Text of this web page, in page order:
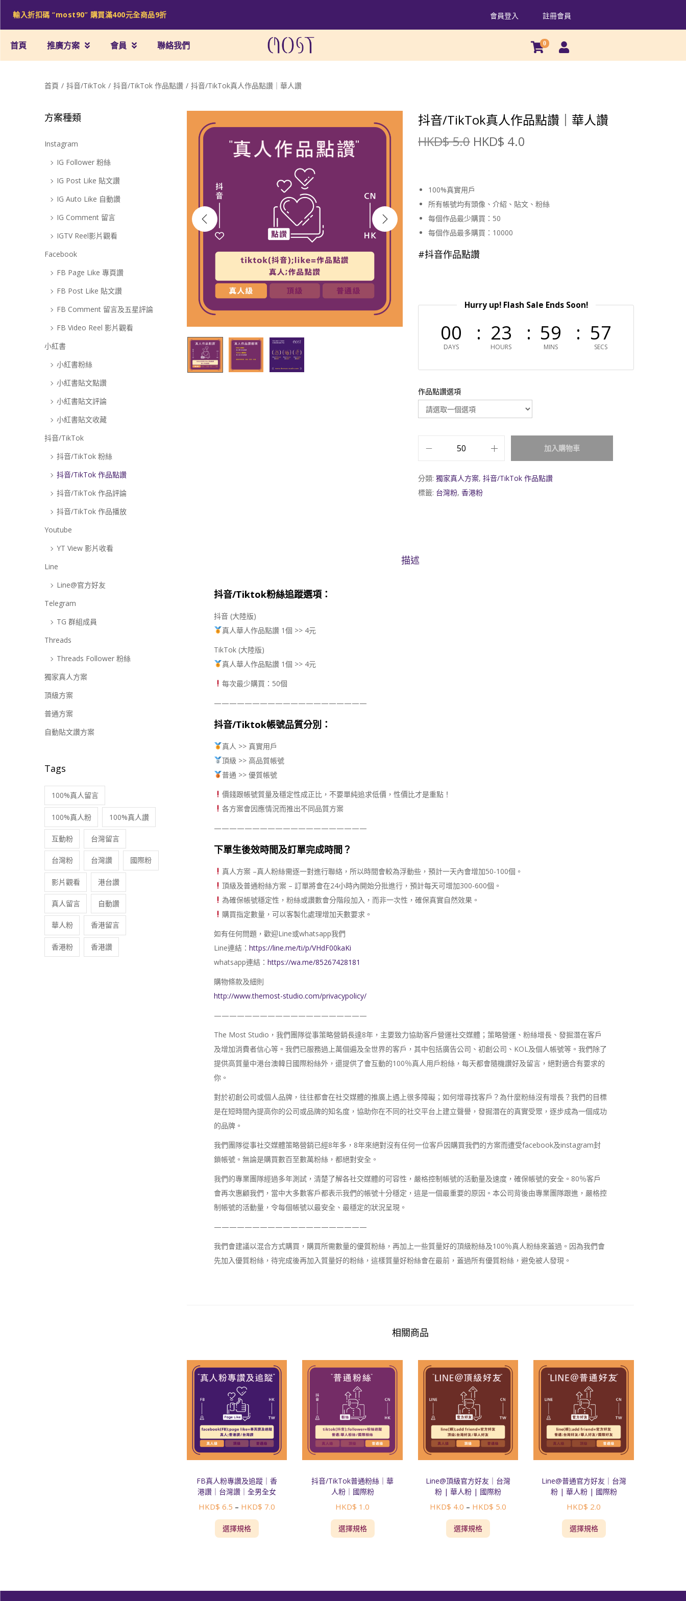
輸入折扣碼 “most90” 購買滿400元全商品9折 會員登入 註冊會員
首頁 推廣方案 會員 聯絡我們 0
首頁 / 抖音/TikTok / 抖音/TikTok 作品點讚 / 抖音/TikTok真人作品點讚｜華人讚
抖音/TikTok真人作品點讚｜華人讚
HKD$5.0 HKD$ 4.0
100%真實用戶
所有帳號均有頭像、介紹、貼文、粉絲
每個作品最少購買：50
每個作品最多購買：10000
#抖音作品點讚
Hurry up! Flash Sale Ends Soon!
00
DAYS
23
HOURS
59
MINS
56
SECS
作品點讚選項
加入購物車
分類: 獨家真人方案, 抖音/TikTok 作品點讚
標籤: 台灣粉, 香港粉
描述
抖音/Tiktok粉絲追蹤選項：
抖音 (大陸版)
真人華人作品點讚 1個 >> 4元
TikTok (大陸版)
真人華人作品點讚 1個 >> 4元
每次最少購買：50個
————————————————————
抖音/Tiktok帳號品質分別：
真人 >> 真實用戶
頂級 >> 高品質帳號
普通 >> 優質帳號
價錢跟帳號質量及穩定性成正比，不要單純追求低價，性價比才是重點！
各方案會因應情況而推出不同品質方案
————————————————————
下單生後效時間及訂單完成時間？
真人方案 –真人粉絲需逐一對進行聯絡，所以時間會較為浮動些，預計一天內會增加50-100個。
頂級及普通粉絲方案 – 訂單將會在24小時內開始分批進行，預計每天可增加300-600個。
為確保帳號穩定性，粉絲或讚數會分階段加入，而非一次性，確保真實自然效果。
購買指定數量，可以客製化處理增加天數要求。
如有任何問題，歡迎Line或whatsapp我們
Line連結： https://line.me/ti/p/VHdF00kaKi
whatsapp連結： https://wa.me/85267428181
購物條款及細則
http://www.themost-studio.com/privacypolicy/
————————————————————
The Most Studio，我們團隊從事策略營銷長達8年，主要致力協助客戶營運社交媒體；策略營運、粉絲增長、發掘潛在客戶
及增加消費者信心等。我們已服務過上萬個遍及全世界的客戶，其中包括廣告公司、初創公司、KOL及個人帳號等。我們除了
提供高質量中港台澳韓日國際粉絲外，還提供了會互動的100％真人用戶粉絲，每天都會隨機讚好及留言，絕對適合有要求的
你。
對於初創公司或個人品牌，往往都會在社交媒體的推廣上遇上很多障礙；如何增尋找客戶？為什麼粉絲沒有增長？我們的目標
是在短時間內提高你的公司或品牌的知名度，協助你在不同的社交平台上建立聲譽，發掘潛在的真實受眾，逐步成為一個成功
的品牌。
我們團隊從事社交媒體策略營銷已經8年多，8年來絕對沒有任何一位客戶因購買我們的方案而遭受facebook及instagram封
鎖帳號。無論是購買數百至數萬粉絲，都絕對安全。
我們的專業團隊經過多年測試，清楚了解各社交媒體的可容性，嚴格控制帳號的活動量及速度，確保帳號的安全。80％客戶
會再次惠顧我們，當中大多數客戶都表示我們的帳號十分穩定，這是一個最重要的原因。本公司背後由專業團隊跟進，嚴格控
制帳號的活動量，令每個帳號以最安全、最穩定的狀況呈現。
————————————————————
我們會建議以混合方式購買，購買所需數量的優質粉絲，再加上一些質量好的頂級粉絲及100％真人粉絲來蓋過。因為我們會
先加入優質粉絲，待完成後再加入質量好的粉絲，這樣質量好粉絲會在最前，蓋過所有優質粉絲，避免被人發現。
相關商品
FB真人粉專讚及追蹤｜香
港讚｜台灣讚｜全男全女
HKD$ 6.5 – HKD$ 7.0
選擇規格
抖音/TikTok普通粉絲｜華
人粉｜國際粉
HKD$ 1.0
選擇規格
Sale!
Line@頂級官方好友｜台灣
粉 | 華人粉 | 國際粉
HKD$ 4.0 – HKD$ 5.0
選擇規格
Line@普通官方好友｜台灣
粉 | 華人粉 | 國際粉
HKD$ 2.0
選擇規格
方案種類
Instagram
IG Follower 粉絲
IG Post Like 貼文讚
IG Auto Like 自動讚
IG Comment 留言
IGTV Reel影片觀看
Facebook
FB Page Like 專頁讚
FB Post Like 貼文讚
FB Comment 留言及五星評論
FB Video Reel 影片觀看
小紅書
小紅書粉絲
小紅書貼文點讚
小紅書貼文評論
小紅書貼文收藏
抖音/TikTok
抖音/TikTok 粉絲
抖音/TikTok 作品點讚
抖音/TikTok 作品評論
抖音/TikTok 作品播放
Youtube
YT View 影片收看
Line
Line@官方好友
Telegram
TG 群組成員
Threads
Threads Follower 粉絲
獨家真人方案
頂級方案
普通方案
自動貼文讚方案
Tags
100%真人留言
100%真人粉 100%真人讚
互動粉 台灣留言
台灣粉 台灣讚 國際粉
影片觀看 港台讚
真人留言 自動讚
華人粉 香港留言
香港粉 香港讚